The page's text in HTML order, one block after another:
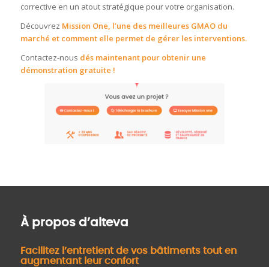
corrective en un atout stratégique pour votre organisation.
Découvrez Mission One, l’une des meilleures GMAOdu
marché et comment elle permet de gérer les interventions.
Contactez-nous dés maintenant pour obtenir une
démonstration gratuite !
À propos d’alteva
Facilitez l’entretient de vos bâtiments tout en
augmentant leur confort